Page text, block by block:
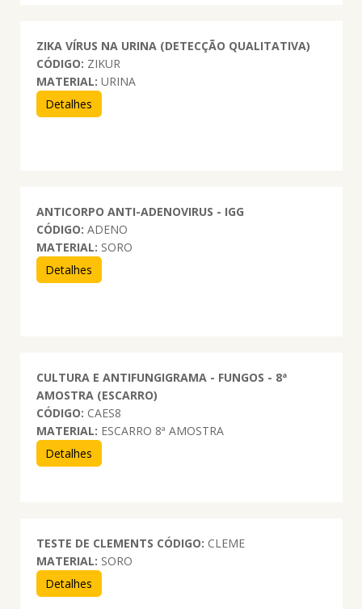
ZIKA VÍRUS NA URINA (DETECÇÃO QUALITATIVA)
CÓDIGO: ZIKUR
MATERIAL: URINA
Detalhes
ANTICORPO ANTI-ADENOVIRUS - IGG
CÓDIGO: ADENO
MATERIAL: SORO
Detalhes
CULTURA E ANTIFUNGIGRAMA - FUNGOS - 8ª
AMOSTRA (ESCARRO)
CÓDIGO: CAES8
MATERIAL: ESCARRO 8ª AMOSTRA
Detalhes
TESTE DE CLEMENTS CÓDIGO: CLEME
MATERIAL: SORO
Detalhes